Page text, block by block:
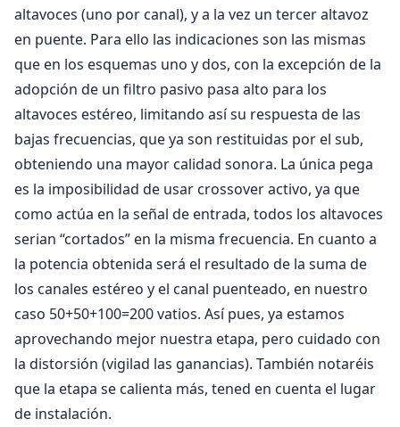
altavoces (uno por canal), y a la vez un tercer altavoz
en puente. Para ello las indicaciones son las mismas
que en los esquemas uno y dos, con la excepción de la
adopción de un filtro pasivo pasa alto para los
altavoces estéreo, limitando así su respuesta de las
bajas frecuencias, que ya son restituidas por el sub,
obteniendo una mayor calidad sonora. La única pega
es la imposibilidad de usar crossover activo, ya que
como actúa en la señal de entrada, todos los altavoces
serian “cortados” en la misma frecuencia. En cuanto a
la potencia obtenida será el resultado de la suma de
los canales estéreo y el canal puenteado, en nuestro
caso 50+50+100=200 vatios. Así pues, ya estamos
aprovechando mejor nuestra etapa, pero cuidado con
la distorsión (vigilad las ganancias). También notaréis
que la etapa se calienta más, tened en cuenta el lugar
de instalación.